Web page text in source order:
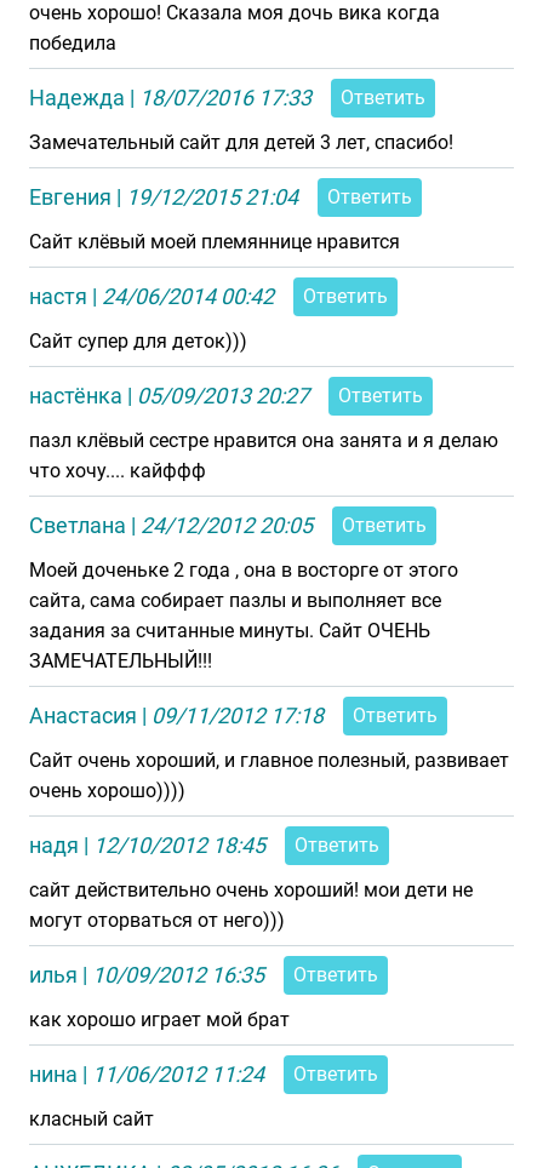
очень хорошо! Сказала моя дочь вика когда
победила
Надежда | 18/07/2016 17:33
Ответить
Замечательный сайт для детей 3 лет, спасибо!
Евгения | 19/12/2015 21:04
Ответить
Сайт клёвый моей племяннице нравится
настя | 24/06/2014 00:42
Ответить
Сайт супер для деток)))
настёнка | 05/09/2013 20:27
Ответить
пазл клёвый сестре нравится она занята и я делаю
что хочу.... кайффф
Светлана | 24/12/2012 20:05
Ответить
Моей доченьке 2 года , она в восторге от этого
сайта, сама собирает пазлы и выполняет все
задания за считанные минуты. Сайт ОЧЕНЬ
ЗАМЕЧАТЕЛЬНЫЙ!!!
Анастасия | 09/11/2012 17:18
Ответить
Сайт очень хороший, и главное полезный, развивает
очень хорошо))))
надя | 12/10/2012 18:45
Ответить
сайт действительно очень хороший! мои дети не
могут оторваться от него)))
илья | 10/09/2012 16:35
Ответить
как хорошо играет мой брат
нина | 11/06/2012 11:24
Ответить
класный сайт